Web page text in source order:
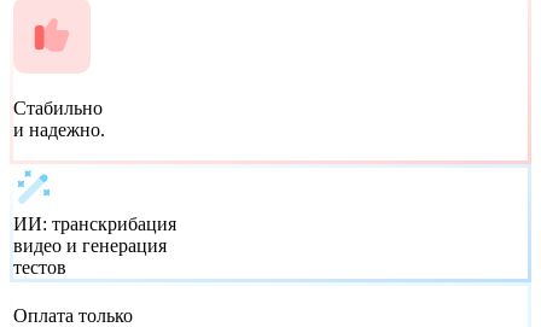
Стабильно
и надежно.
ИИ: транскрибация
видео и генерация
тестов
Оплата только